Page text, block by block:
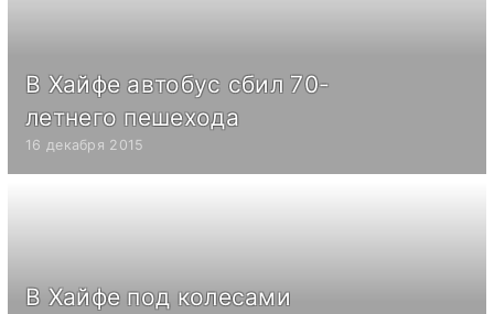
В Хайфе автобус сбил 70-
летнего пешехода
16 декабря 2015
В Хайфе под колесами